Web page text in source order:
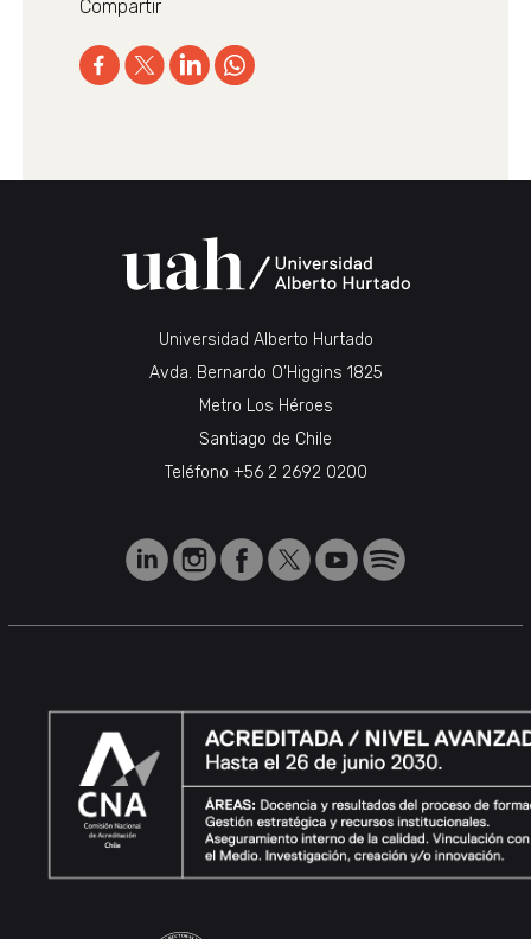
Compartir
Universidad Alberto Hurtado
Avda. Bernardo O’Higgins 1825
Metro Los Héroes
Santiago de Chile
Teléfono +56 2 2692 0200